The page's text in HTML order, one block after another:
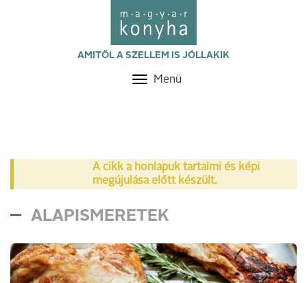
AMITŐL A SZELLEM IS JÓLLAKIK
Toggle
Menü
A cikk a honlapuk tartalmi és képi
megújulása előtt készült.
ALAPISMERETEK